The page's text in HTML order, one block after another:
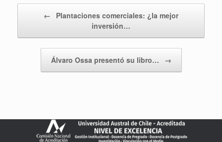
←
Plantaciones comerciales: ¿la mejor
inversión…
Álvaro Ossa presentó su libro… →